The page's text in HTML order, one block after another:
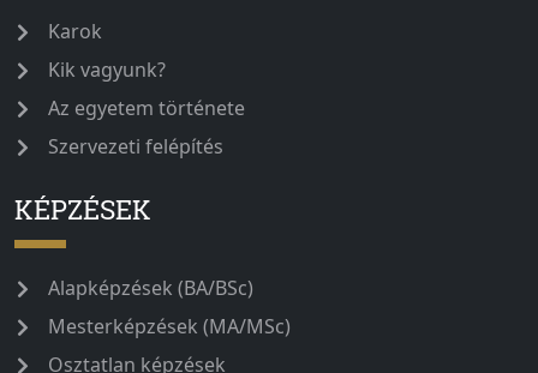
Karok
Kik vagyunk?
Az egyetem története
Szervezeti felépítés
KÉPZÉSEK
Alapképzések (BA/BSc)
Mesterképzések (MA/MSc)
Osztatlan képzések